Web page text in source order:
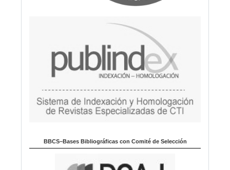
BBCS–Bases Bibliográficas con Comité de Selección